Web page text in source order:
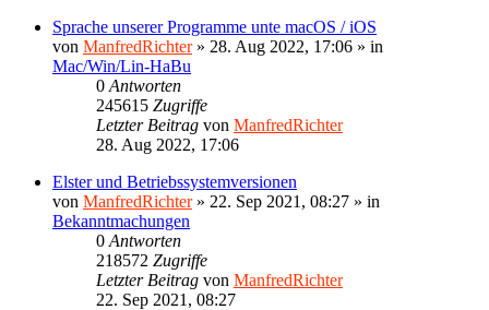
Sprache unserer Programme unte macOS / iOS
von ManfredRichter» 28. Aug 2022, 17:06 » in
Mac/Win/Lin-HaBu
0 Antworten
245615 Zugriffe
Letzter Beitrag von ManfredRichter
28. Aug 2022, 17:06
Elster und Betriebssystemversionen
von ManfredRichter» 22. Sep 2021, 08:27 » in
Bekanntmachungen
0 Antworten
218572 Zugriffe
Letzter Beitrag von ManfredRichter
22. Sep 2021, 08:27